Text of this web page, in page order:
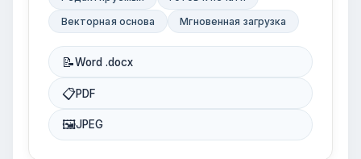
Векторная основа
Мгновенная загрузка
📝Word .docx
📋PDF
🖼JPEG